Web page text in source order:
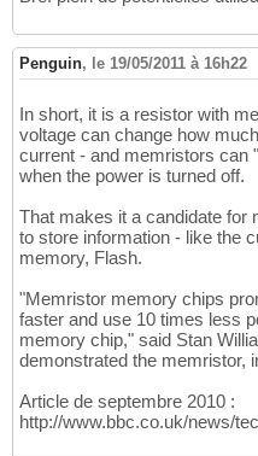
Penguin, le 19/05/2011 à 16h22
In short, it is a resistor with
voltage can change how
current - and memristors can
when the power is turned off.
That makes it a candidate for
to store information - like the
memory, Flash.
"Memristor memory chips
faster and use 10 times less
memory chip," said Stan
demonstrated the memristor,
Article de septembre 2010 :
http://www.bbc.co.uk/news/